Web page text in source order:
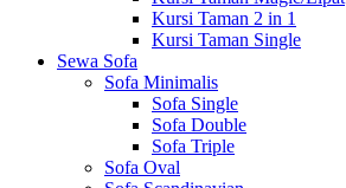
Kursi Taman 2 in 1
Kursi Taman Single
Sewa Sofa
Sofa Minimalis
Sofa Single
Sofa Double
Sofa Triple
Sofa Oval